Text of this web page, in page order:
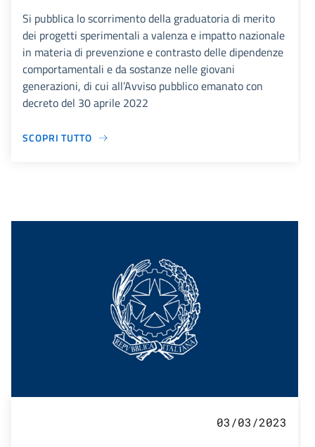
Si pubblica lo scorrimento della graduatoria di merito
dei progetti sperimentali a valenza e impatto nazionale
in materia di prevenzione e contrasto delle dipendenze
comportamentali e da sostanze nelle giovani
generazioni, di cui all’Avviso pubblico emanato con
decreto del 30 aprile 2022
SCOPRI TUTTO
03/03/2023